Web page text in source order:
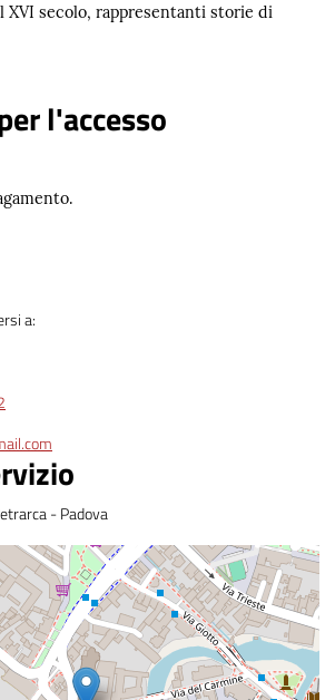
secolo, rappresentanti storie di
l'accesso
a:
- Padova